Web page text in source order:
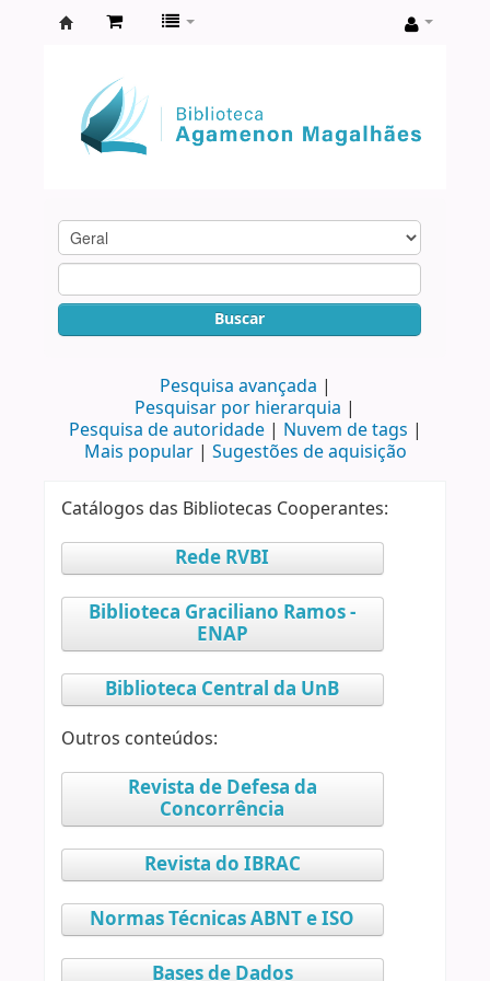
Agamenon
Magalhães
Buscar
Pesquisa avançada
Pesquisar por hierarquia
Pesquisa de autoridade
Nuvem de tags
Mais popular
Sugestões de aquisição
Catálogos das Bibliotecas Cooperantes:
Rede RVBI
Biblioteca Graciliano Ramos -
ENAP
Biblioteca Central da UnB
Outros conteúdos:
Revista de Defesa da
Concorrência
Revista do IBRAC
Normas Técnicas ABNT e ISO
Bases de Dados